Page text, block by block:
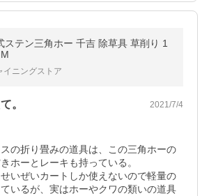
ステン三角ホー 千吉 除草具 草削り 1
イニングストア
。 2021/7/4
の折り畳みの道具は、この三角ホーの
ホーとレーキも持っている。
いぜいカートしか使えないので軽量の
いるが、実はホーやクワの類いの道具